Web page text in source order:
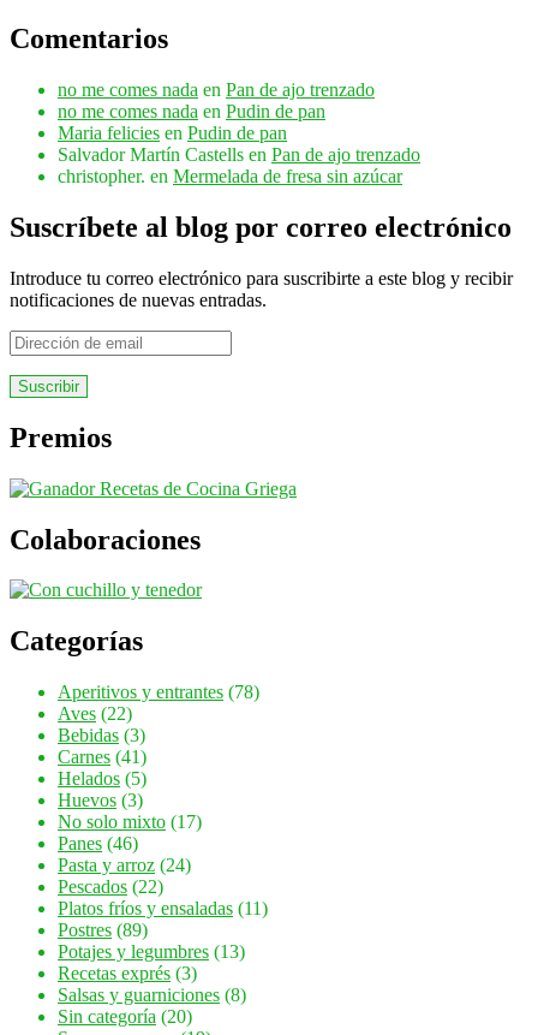
Comentarios
no me comes nada en Pan de ajo trenzado
no me comes nada en Pudin de pan
Maria felicies en Pudin de pan
Salvador Martín Castells en Pan de ajo trenzado
christopher. en Mermelada de fresa sin azúcar
Suscríbete al blog por correo electrónico
Introduce tu correo electrónico para suscribirte a este blog y recibir
notificaciones de nuevas entradas.
Dirección
de
email
Premios
Colaboraciones
Categorías
Aperitivos y entrantes (78)
Aves (22)
Bebidas (3)
Carnes (41)
Helados (5)
Huevos (3)
No solo mixto (17)
Panes (46)
Pasta y arroz (24)
Pescados (22)
Platos fríos y ensaladas (11)
Postres (89)
Potajes y legumbres (13)
Recetas exprés (3)
Salsas y guarniciones (8)
Sin categoría (20)